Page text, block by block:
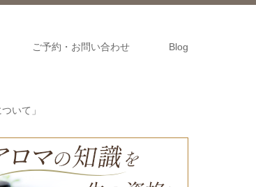
ご予約・お問い合わせ Blog
いて」